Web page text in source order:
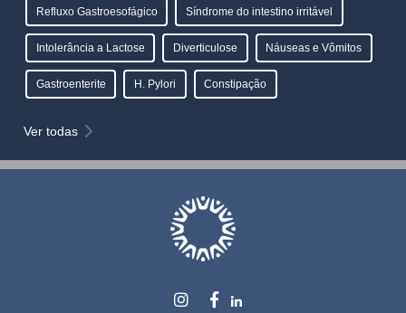
Refluxo Gastroesofágico Síndrome do intestino irritável
Intolerância a Lactose Diverticulose Náuseas e Vômitos
Gastroenterite H. Pylori Constipação
Ver todas